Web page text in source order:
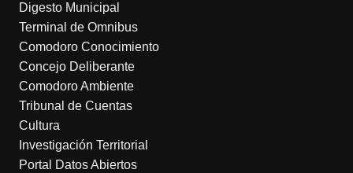
Digesto Municipal
Terminal de Omnibus
Comodoro Conocimiento
Concejo Deliberante
Comodoro Ambiente
Tribunal de Cuentas
Cultura
Investigación Territorial
Portal Datos Abiertos